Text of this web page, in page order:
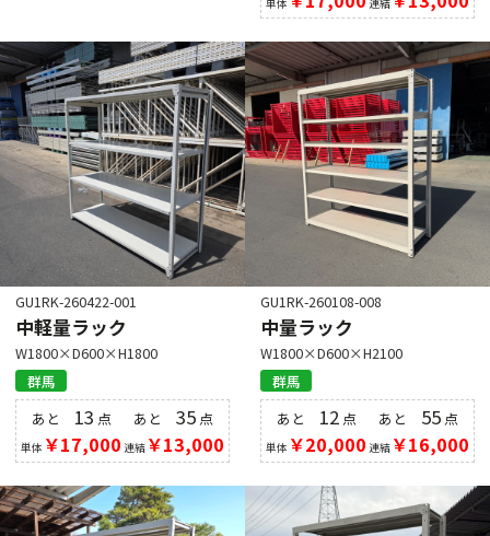
単体 連結
GU1RK-260422-001
中軽量ラック
W1800×D600×H1800
群馬
あと 13 点
単体 ￥17,000
あと35 点
連結￥13,000
GU1RK-260108-008
中量ラック
W1800×D600×H2100
群馬
あと 12点
単体 ￥20,000
あと 55 点
連結￥16,000